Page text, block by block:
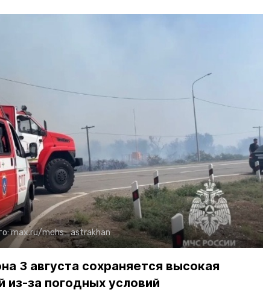
max.ru/mchs_astrakhan
3 августа сохраняется высокая
из-за погодных условий